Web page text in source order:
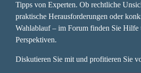
Tipps von Experten. Ob rechtliche
praktische Herausforderungen oder
Wahlablauf – im Forum finden Sie Hilfe
Perspektiven.
Diskutieren Sie mit und profitieren Sie